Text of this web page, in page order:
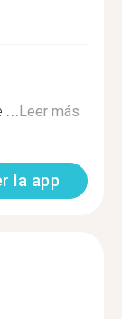
Leer más
la app